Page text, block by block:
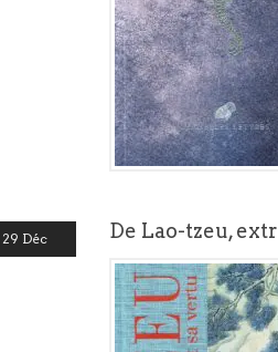
29 Déc De Lao-tzeu,